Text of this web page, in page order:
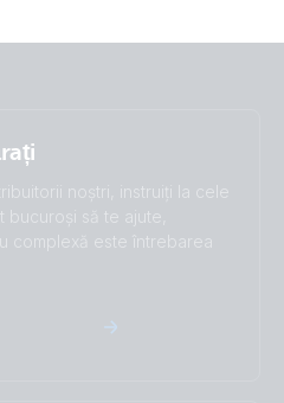
noștri, instruiți la cele
bucuroși să te ajute,
complexă este întrebarea